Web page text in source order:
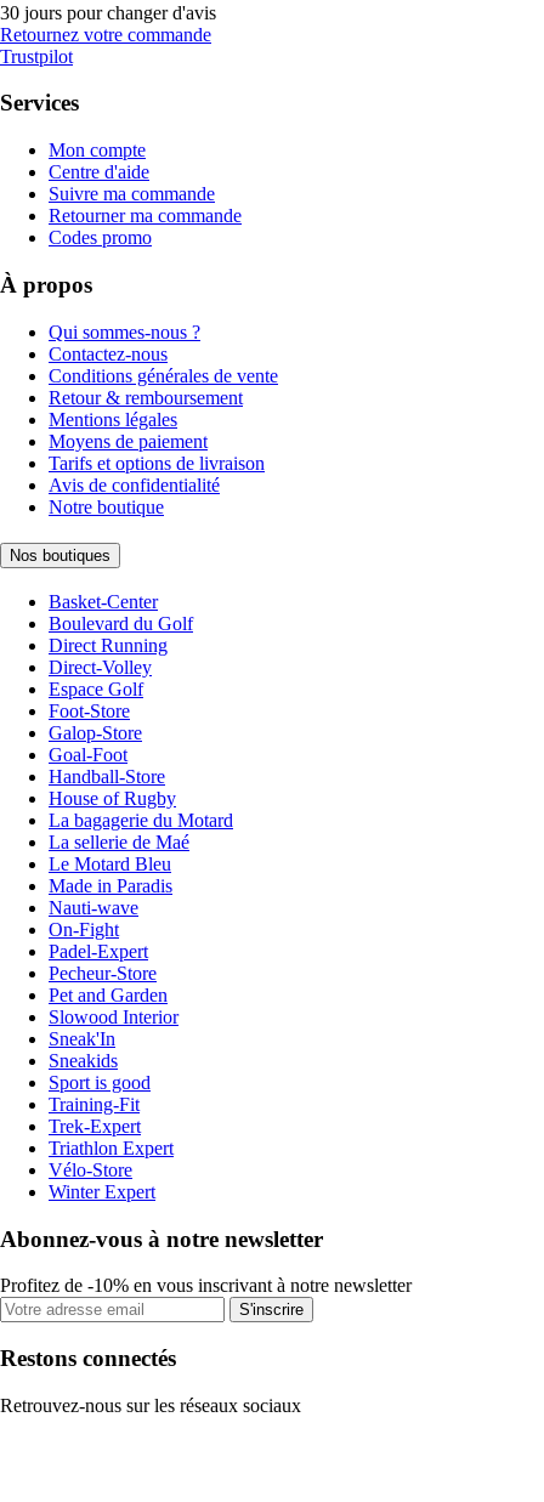
30 jours pour changer d'avis
Retournez votre commande
Trustpilot
Services
Mon compte
Centre d'aide
Suivre ma commande
Retourner ma commande
Codes promo
À propos
Qui sommes-nous ?
Contactez-nous
Conditions générales de vente
Retour & remboursement
Mentions légales
Moyens de paiement
Tarifs et options de livraison
Avis de confidentialité
Notre boutique
Nos boutiques
Basket-Center
Boulevard du Golf
Direct Running
Direct-Volley
Espace Golf
Foot-Store
Galop-Store
Goal-Foot
Handball-Store
House of Rugby
La bagagerie du Motard
La sellerie de Maé
Le Motard Bleu
Made in Paradis
Nauti-wave
On-Fight
Padel-Expert
Pecheur-Store
Pet and Garden
Slowood Interior
Sneak'In
Sneakids
Sport is good
Training-Fit
Trek-Expert
Triathlon Expert
Vélo-Store
Winter Expert
Abonnez-vous à notre newsletter
Profitez de -10% en vous inscrivant à notre newsletter
S'inscrire
Restons connectés
Retrouvez-nous sur les réseaux sociaux